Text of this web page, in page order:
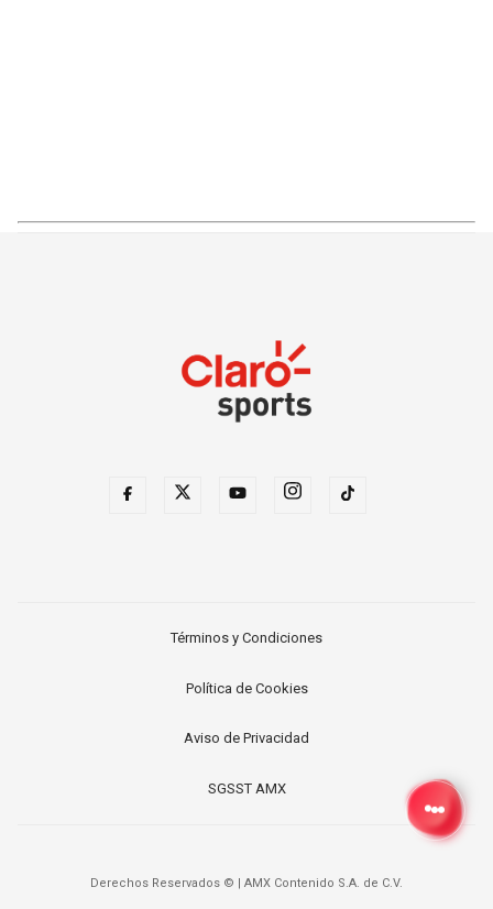
Términos y Condiciones
Política de Cookies
Aviso de Privacidad
SGSST AMX
Derechos Reservados © AMX Contenido S.A. de C.V.